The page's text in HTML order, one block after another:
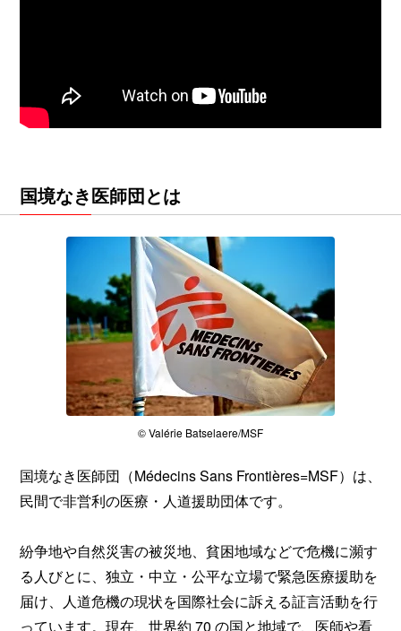
国境なき医師団とは
© Valérie Batselaere/MSF
国境なき医師団（Médecins Sans Frontières=MSF）は、
民間で非営利の医療・人道援助団体です。
紛争地や自然災害の被災地、貧困地域などで危機に瀕す
る人びとに、独立・中立・公平な立場で緊急医療援助を
届け、人道危機の現状を国際社会に訴える証言活動を行
っています。現在、世界約 70 の国と地域で、医師や看